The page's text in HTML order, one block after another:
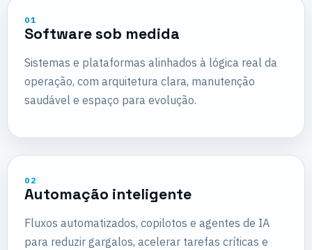
01
Software sob medida
Sistemas e plataformas alinhados à lógica real da
operação, com arquitetura clara, manutenção
saudável e espaço para evolução.
02
Automação inteligente
Fluxos automatizados, copilotos e agentes de IA
para reduzir gargalos, acelerar tarefas críticas e